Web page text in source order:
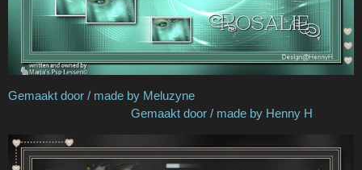
Gemaakt door / made by Meluzyne
Gemaakt door / made by Henny H